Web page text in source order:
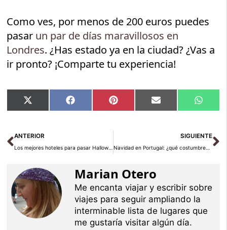
Como ves, por menos de 200 euros puedes
pasar un par de días maravillosos en
Londres. ¿Has estado ya en la ciudad? ¿Vas a
ir pronto? ¡Comparte tu experiencia!
Compartir
en
X
(Twitter)
Compartir
en
Facebook Compartir
en
Pinterest Compartir
en
Email
en
Ant
ANTERIOR
Los mejores hoteles para pasar Halloween ¡están embrujados!
SIGUIENTE
Navidad en Portugal: ¿qué costumbres tienen?
Marian Otero
Me encanta viajar y escribir sobre
viajes para seguir ampliando la
interminable lista de lugares que
me gustaría visitar algún día.